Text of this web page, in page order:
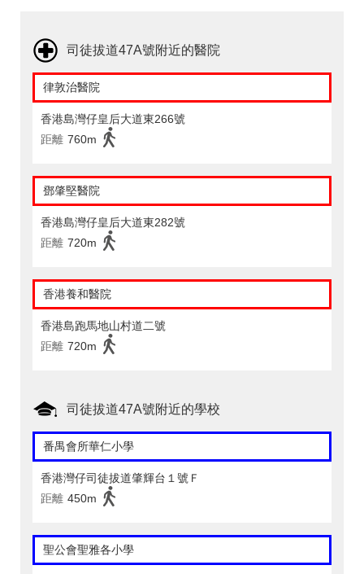
司徒拔道47A號附近的醫院
律敦治醫院
香港島灣仔皇后大道東266號
距離 760m
鄧肇堅醫院
香港島灣仔皇后大道東282號
距離 720m
香港養和醫院
香港島跑馬地山村道二號
距離 720m
司徒拔道47A號附近的學校
番禺會所華仁小學
香港灣仔司徒拔道肇輝台１號Ｆ
距離 450m
聖公會聖雅各小學